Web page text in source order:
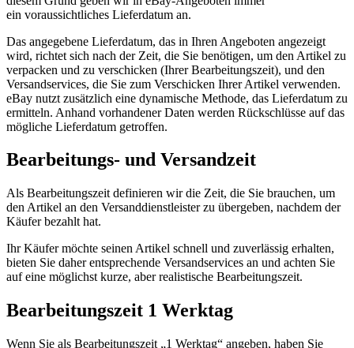
ein voraussichtliches Lieferdatum an.
Das angegebene Lieferdatum, das in Ihren Angeboten angezeigt
wird, richtet sich nach der Zeit, die Sie benötigen, um den Artikel zu
verpacken und zu verschicken (Ihrer Bearbeitungszeit), und den
Versandservices, die Sie zum Verschicken Ihrer Artikel verwenden.
eBay nutzt zusätzlich eine dynamische Methode, das Lieferdatum zu
ermitteln. Anhand vorhandener Daten werden Rückschlüsse auf das
mögliche Lieferdatum getroffen.
Bearbeitungs- und Versandzeit
Als Bearbeitungszeit definieren wir die Zeit, die Sie brauchen, um
den Artikel an den Versanddienstleister zu übergeben, nachdem der
Käufer bezahlt hat.
Ihr Käufer möchte seinen Artikel schnell und zuverlässig erhalten,
bieten Sie daher entsprechende Versandservices an und achten Sie
auf eine möglichst kurze, aber realistische Bearbeitungszeit.
Bearbeitungszeit 1 Werktag
Wenn Sie als Bearbeitungszeit „1 Werktag“ angeben, haben Sie